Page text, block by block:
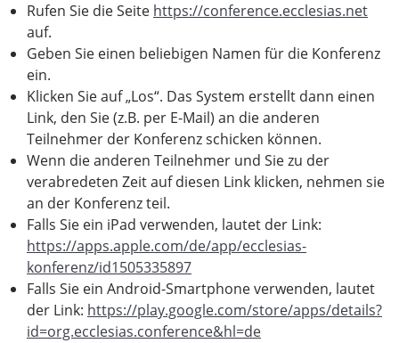
Rufen Sie die Seite https://conference.ecclesias.net
auf.
Geben Sie einen beliebigen Namen für die Konferenz
ein.
Klicken Sie auf „Los“. Das System erstellt dann einen
Link, den Sie (z.B. per E-Mail) an die anderen
Teilnehmer der Konferenz schicken können.
Wenn die anderen Teilnehmer und Sie zu der
verabredeten Zeit auf diesen Link klicken, nehmen sie
an der Konferenz teil.
Falls Sie ein iPad verwenden, lautet der Link:
https://apps.apple.com/de/app/ecclesias-
konferenz/id1505335897
Falls Sie ein Android-Smartphone verwenden, lautet
der Link: https://play.google.com/store/apps/details?
id=org.ecclesias.conference&hl=de